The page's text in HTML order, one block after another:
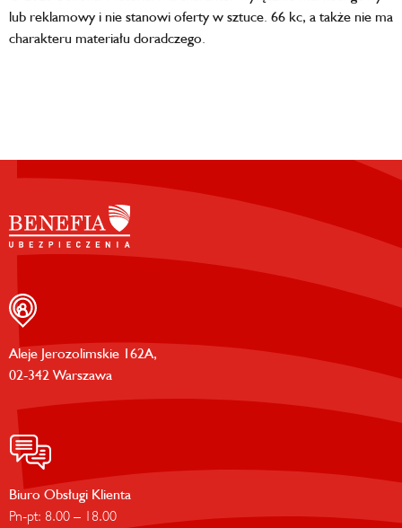
lub reklamowy i nie stanowi oferty w sztuce. 66 kc, a także nie ma
charakteru materiału doradczego.
Aleje Jerozolimskie 162A,
02-342 Warszawa
Biuro Obsługi Klienta
Pn-pt: 8.00 – 18.00